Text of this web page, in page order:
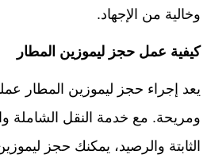
وخالية من الإجهاد.
كيفية عمل حجز ليموزين المطار
يعد إجراء حجز ليموزين المطار
ومريحة. مع خدمة النقل الشاملة
الثابتة والرصيد، يمكنك حجز